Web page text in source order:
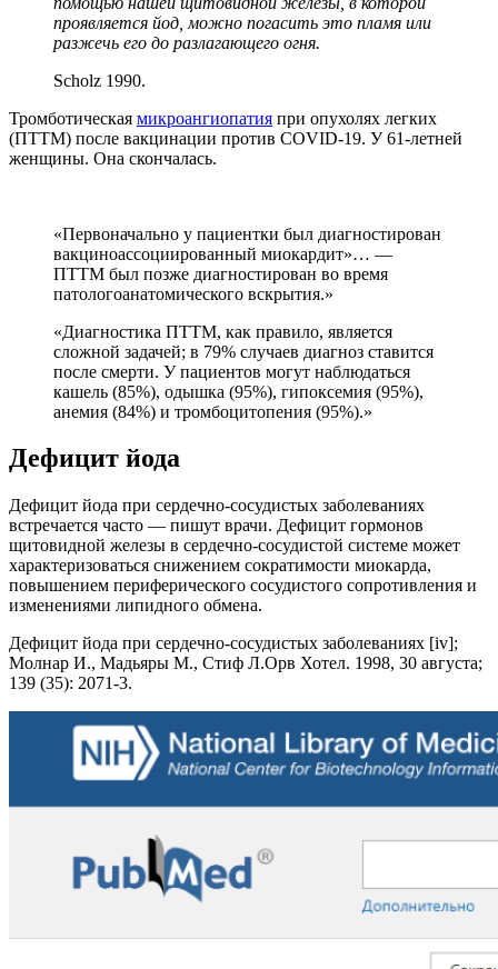
проявляется йод, можно погасить это пламя или
разжечь его до разлагающего огня.
Scholz 1990.
Тромботическая микроангиопатия при опухолях легких
(ПТТМ) после вакцинации против COVID-19. У 61-летней
женщины. Она скончалась.
«Первоначально у пациентки был диагностирован
вакциноассоциированный миокардит»… —
ПТТМ был позже диагностирован во время
патологоанатомического вскрытия.»
«Диагностика ПТТМ, как правило, является
сложной задачей; в 79% случаев диагноз ставится
после смерти. У пациентов могут наблюдаться
кашель (85%), одышка (95%), гипоксемия (95%),
анемия (84%) и тромбоцитопения (95%).»
Дефицит йода
Дефицит йода при сердечно-сосудистых заболеваниях
встречается часто — пишут врачи. Дефицит гормонов
щитовидной железы в сердечно-сосудистой системе может
характеризоваться снижением сократимости миокарда,
повышением периферического сосудистого сопротивления и
изменениями липидного обмена.
Дефицит йода при сердечно-сосудистых заболеваниях [iv];
Молнар И., Мадьяры М., Стиф Л.Орв Хотел. 1998, 30 августа;
139 (35): 2071-3.